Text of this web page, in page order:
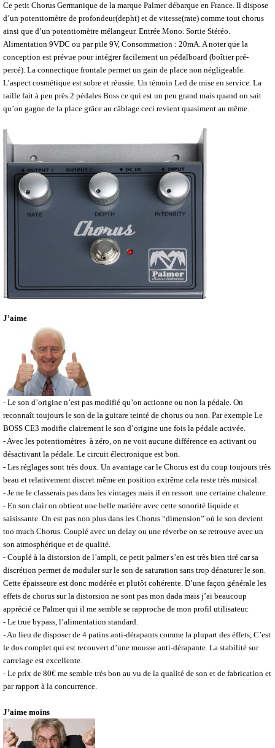
Ce petit Chorus Germanique de la marque Palmer débarque en France. Il dispose
d’un potentiomètre de profondeur(depht) et de vitesse(rate) comme tout chorus
ainsi que d’un potentiomètre mélangeur. Entrée Mono. Sortie Stéréo.
Alimentation 9VDC ou par pile 9V, Consommation : 20mA. A noter que la
conception est prévue pour intégrer facilement un pédalboard (boîtier pré-
percé). La connectique frontale permet un gain de place non négligeable.
L’aspect cosmétique est sobre et réussie. Un témoin Led de mise en service. La
taille fait à peu près 2 pédales Boss ce qui est un peu grand mais quand on sait
qu’on gagne de la place grâce au câblage ceci revient quasiment au même.
J’aime
- Le son d’origine n’est pas modifié qu’on actionne ou non la pédale. On
reconnaît toujours le son de la guitare teinté de chorus ou non. Par exemple Le
BOSS CE3 modifie clairement le son d’origine une fois la pédale activée.
- Avec les potentiomètres à zéro, on ne voit aucune différence en activant ou
désactivant la pédale. Le circuit électronique est bon.
- Les réglages sont très doux. Un avantage car le Chorus est du coup toujours très
beau et relativement discret même en position extrême cela reste très musical.
- Je ne le classerais pas dans les vintages mais il en ressort une certaine chaleure.
- En son clair on obtient une belle matière avec cette sonorité liquide et
saisissante. On est pas non plus dans les Chorus “dimension” où le son devient
too much Chorus. Couplé avec un delay ou une réverbe on se retrouve avec un
son atmosphérique et de qualité.
- Couplé à la distorsion de l’ampli, ce petit palmer s’en est très bien tiré car sa
discrétion permet de moduler sur le son de saturation sans trop dénaturer le son.
Cette épaisseure est donc modérée et plutôt cohérente. D’une façon générale les
effets de chorus sur la distorsion ne sont pas mon dada mais j’ai beaucoup
apprécié ce Palmer qui il me semble se rapproche de mon profil utilisateur.
- Le true bypass, l’alimentation standard.
- Au lieu de disposer de 4 patins anti-dérapants comme la plupart des éffets, C’est
le dos complet qui est recouvert d’une mousse anti-dérapante. La stabilité sur
carrelage est excellente.
- Le prix de 80€ me semble très bon au vu de la qualité de son et de fabrication et
par rapport à la concurrence.
J’aime moins